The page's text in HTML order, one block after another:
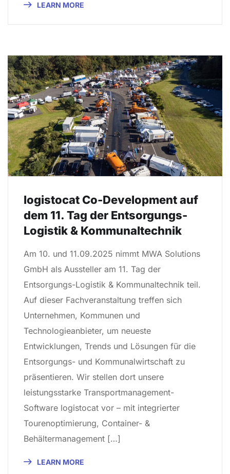
LEARN MORE
logistocat Co-Development auf
dem 11. Tag der Entsorgungs-
Logistik & Kommunaltechnik
Am 10. und 11.09.2025 nimmt MWA Solutions
GmbH als Aussteller am 11. Tag der
Entsorgungs-Logistik & Kommunaltechnik teil.
Auf dieser Fachveranstaltung treffen sich
Unternehmen, Kommunen und
Technologieanbieter, um neueste
Entwicklungen, Trends und Lösungen für die
Entsorgungs- und Kommunalwirtschaft zu
präsentieren. Wir stellen dort unsere
leistungsstarke Transportmanagement-
Software logistocat vor – mit integrierter
Tourenoptimierung, Container- &
Behältermanagement […]
LEARN MORE